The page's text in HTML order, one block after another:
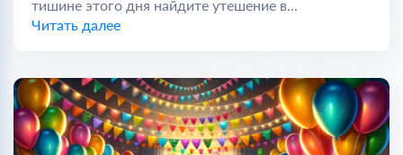
тишине этого дня найдите утешение в...
Читать далее